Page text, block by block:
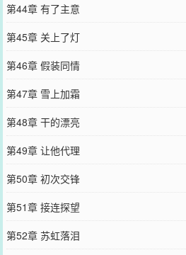
第44章 有了主意
第45章 关上了灯
第46章 假装同情
第47章 雪上加霜
第48章 干的漂亮
第49章 让他代理
第50章 初次交锋
第51章 接连探望
第52章 苏虹落泪